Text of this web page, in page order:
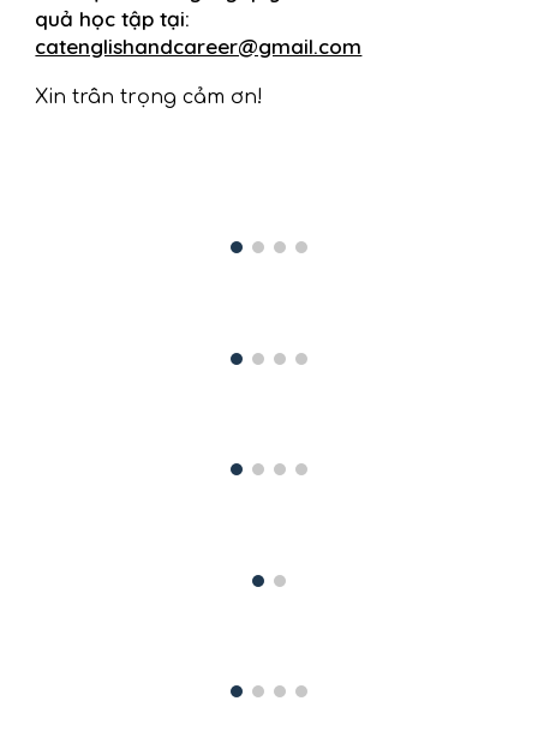
quả học tập tại:
catenglishandcareer@gmail.com
Xin trân trọng cảm ơn!